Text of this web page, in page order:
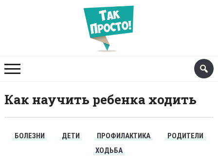
Как научить ребенка ходить
БОЛЕЗНИ ДЕТИ ПРОФИЛАКТИКА
РОДИТЕЛИ
ХОДЬБА